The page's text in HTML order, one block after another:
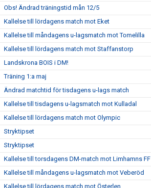
Obs! Ändrad träningstid mån 12/5
Kallelse till lördagens match mot Eket
Kallelse till måndagens u-lagsmatch mot Tomelilla
Kallelse till lördagens match mot Staffanstorp
Landskrona BOIS i DM!
Träning 1:a maj
Ändrad matchtid för tisdagens u-lags match
Kallelse till tisdagens u-lagsmatch mot Kulladal
Kallelse till lördagens match mot Olympic
Stryktipset
Stryktipset
Kallelse till torsdagens DM-match mot Limhamns FF
Kallelse till måndagens u-lagsmatch mot Veberöd
Kallelse till lördagens match mot Österlen